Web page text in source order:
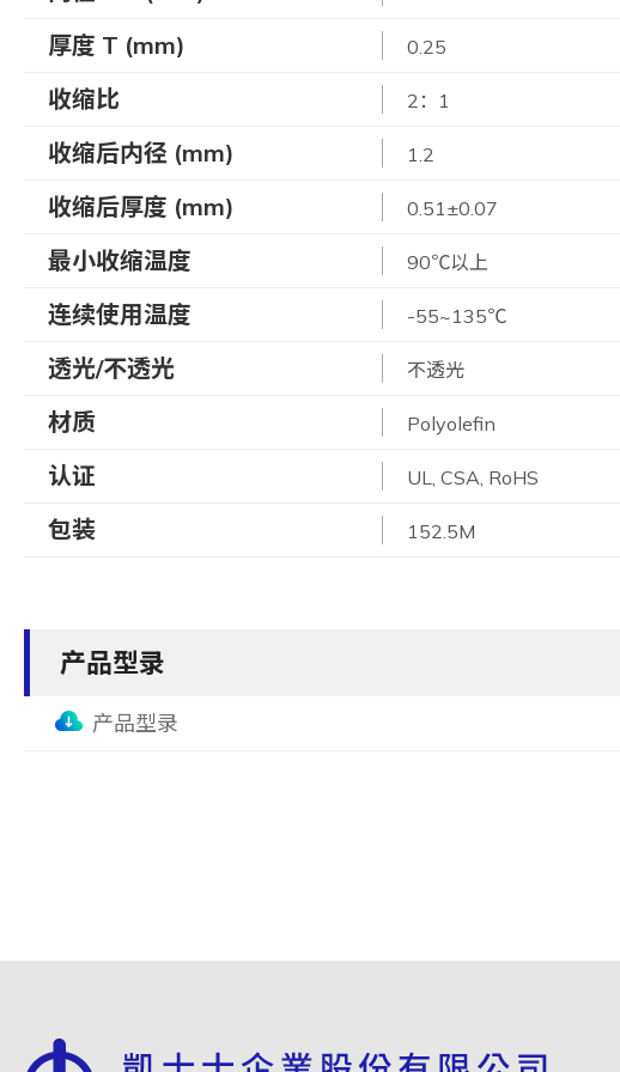
厚度 T (mm) 0.25
收缩比 2：1
收缩后内径 (mm) 1.2
收缩后厚度 (mm) 0.51±0.07
最小收缩温度 90℃以上
连续使用温度 -55~135℃
透光/不透光 不透光
材质 Polyolefin
认证 UL, CSA, RoHS
包装 152.5M
产品型录
产品型录